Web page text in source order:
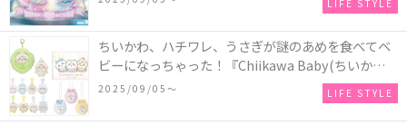
ズメント施設「ナムコ」「ナムコオンラインクレー
ン」で開催！
LIFE STYLE
ちいかわ、ハチワレ、うさぎが謎のあめを食べてベ
ビーになっちゃった！『Chiikawa Baby(ちいかわベ
ビー)』の催事を全国14か所で開催！
2025/09/05〜 LIFE STYLE